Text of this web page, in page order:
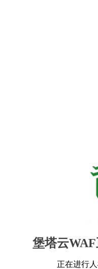
堡塔云
正在进行